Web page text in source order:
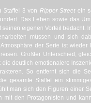
Staffel 3 von Ripper Streetein
Das Leben sowie das
eigenen Vorteil bedacht.
müssen und sich
der Serie ist wieder
Größter Unterschied,
deutlich emotionalere
So entfernt sich die
gesamte Staffel ein
man sich den Figuren einer
mit den Protagonisten und